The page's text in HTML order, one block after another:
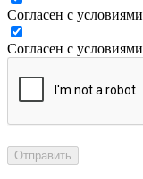
Согласен с условиями
Согласен с условиями
Отправить